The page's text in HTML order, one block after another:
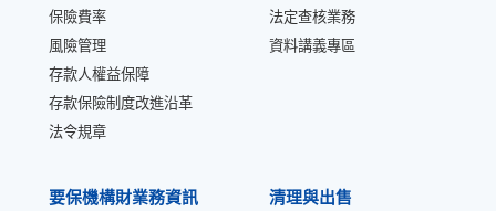
保險費率
風險管理
存款人權益保障
存款保險制度改進沿革
法令規章
法定查核業務
資料講義專區
要保機構財業務資訊 清理與出售